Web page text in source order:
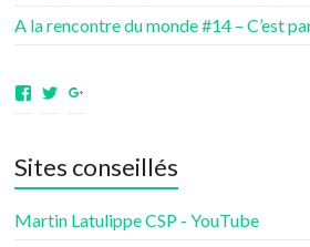
A la rencontre du monde #14 – C’est
Voir
aventuresdenotrevie
sur
Voir
Samsenie
sur
samsenie
sur
Sites conseillés
Martin Latulippe CSP - YouTube